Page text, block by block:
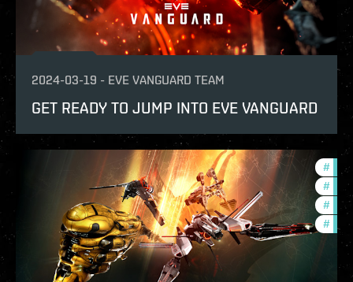
2024-03-19 - EVE VANGUARD TEAM
GET READY TO JUMP INTO EVE VANGUARD
#
#
#
#